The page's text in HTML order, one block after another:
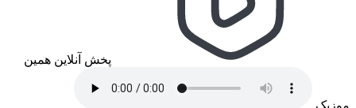
پخش آنلاین همین